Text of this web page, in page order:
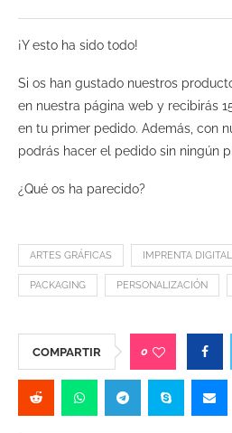
¡Y esto ha sido todo!
Si os han gustado nuestros
en nuestra página web y recibirás
en tu primer pedido. Además, con
podrás hacer el pedido sin ningún
¿Qué os ha parecido?
ARTES GRÁFICAS IMPRENTA DIGITAL
PACKAGING PERSONALIZACIÓN
COMPARTIR 0